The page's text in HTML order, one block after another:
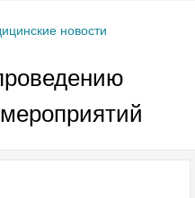
новости